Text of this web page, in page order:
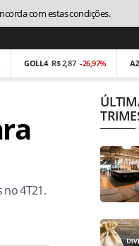
R$ 2,87 -26,97% AZUL4
4T21.
com estas condições.